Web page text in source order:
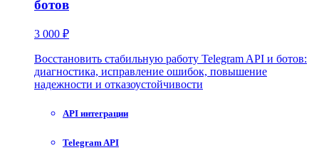
ботов
3 000 ₽
Восстановить стабильную работу Telegram API и ботов:
диагностика, исправление ошибок, повышение
надежности и отказоустойчивости
API интеграции
Telegram API